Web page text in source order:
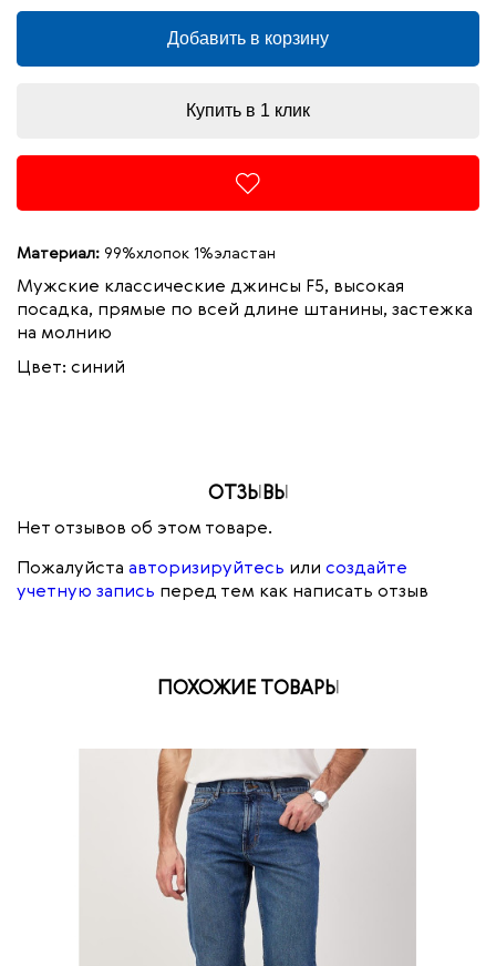
Добавить в корзину
Купить в 1 клик
Материал: 99%хлопок 1%эластан
Мужские классические джинсы F5, высокая
посадка, прямые по всей длине штанины, застежка
на молнию
Цвет: синий
ОТЗЫВЫ
Нет отзывов об этом товаре.
Пожалуйста авторизируйтесь или создайте
учетную запись перед тем как написать отзыв
ПОХОЖИЕ ТОВАРЫ